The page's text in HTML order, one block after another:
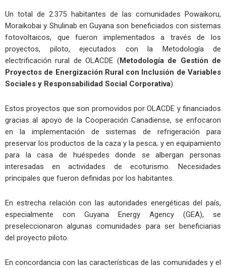
Un total de 2.375 habitantes de las comunidades Powaikoru,
Moraikobai y Shulinab en Guyana son beneficiados con sistemas
fotovoltaicos, que fueron implementados a través de los
proyectos, piloto, ejecutados con la Metodología de
electrificación rural de OLACDE (Metodología de Gestión de
Proyectos de Energización Rural con Inclusión de Variables
Sociales y Responsabilidad Social Corporativa).
Estos proyectos que son promovidos por OLACDE y financiados
gracias al apoyo de la Cooperación Canadiense, se enfocaron
en la implementación de sistemas de refrigeración para
preservar los productos de la caza y la pesca; y en equipamiento
para la casa de huéspedes donde se albergan personas
interesadas en actividades de ecoturismo. Necesidades
principales que fueron definidas por los habitantes.
En estrecha relación con las autoridades energéticas del país,
especialmente con Guyana Energy Agency (GEA), se
preseleccionaron algunas comunidades para ser beneficiarias
del proyecto piloto.
En concordancia con las características de las comunidades y el